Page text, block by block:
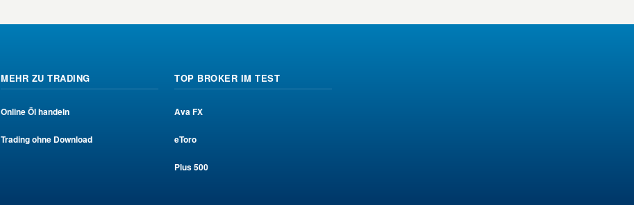
MEHR ZU TRADING
Online Öl handeln
Trading ohne Download
TOP BROKER IM TEST
Ava FX
eToro
Plus 500